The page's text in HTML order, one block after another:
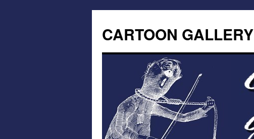
CARTOON GALLERY